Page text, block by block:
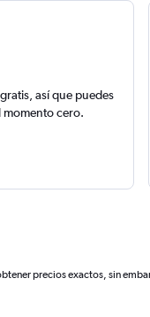
así que puedes
momento cero.
precios exactos, sin